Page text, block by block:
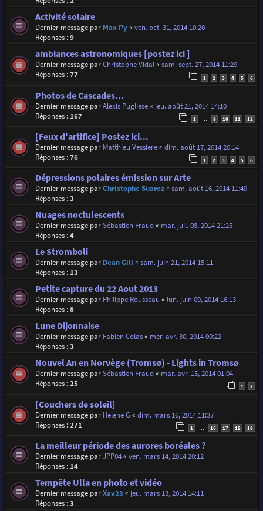
Activité solaire
Dernier message par Max Py« ven. oct. 31, 2014 10:20
Réponses :9
ambiances astronomiques [postez ici ]
Dernier message parChristophe Vidal« sam. sept. 27, 2014 11:29
Réponses :77 1 2 3 4 5 6
Photos de Cascades...
Dernier message parAlexis Pugliese« jeu. août 21, 2014 14:10
Réponses : 167 1 9 10 11 12
[Feux d'artifice] Postez ici...
Dernier message par Matthieu Vessiere« dim. août 17, 2014 20:14
Réponses :76 1 2 3 4 5 6
Dépressions polaires émission sur Arte
Dernier message parChristophe Suarez« sam. août 16, 2014 11:49
Réponses :3
Nuages noctulescents
Dernier message parSébastien Fraud« mar. juil. 08, 2014 21:25
Réponses :4
Le Stromboli
Dernier message par Dean Gill« sam. juin 21, 2014 15:11
Réponses : 13
Petite capture du 22 Aout 2013
Dernier message par Philippe Rousseau « lun. juin 09, 2014 16:13
Réponses :8
Lune Dijonnaise
Dernier message par Fabien Colas« mer. avr. 30, 2014 00:22
Réponses :3
Nouvel An en Norvège (Tromsø) - Lights in Tromsø
Dernier message parSébastien Fraud« mar. avr. 15, 2014 01:04
Réponses :25 1 2
[Couchers de soleil]
Dernier message par Helene G« dim. mars 16, 2014 11:37
Réponses :271 1 16 17 18 19
La meilleur période des aurores boréales ?
Dernier message parJPP04« ven. mars 14, 2014 20:12
Réponses : 14
Tempête Ulla en photo et vidéo
Dernier message parXav28« jeu. mars 13, 2014 14:11
Réponses :3